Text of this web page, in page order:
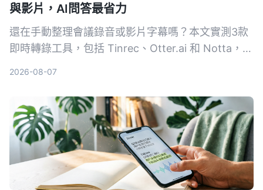
與影片，AI問答最省力
還在手動整理會議錄音或影片字幕嗎？本文實測3款
即時轉錄工具，包括 Tinrec、Otter.ai 和 Notta，從
2026-08-07